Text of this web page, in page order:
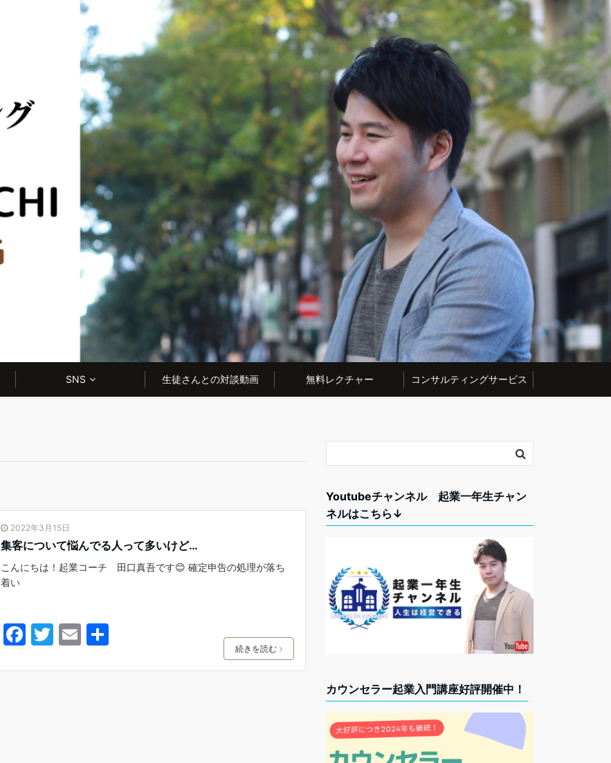
SNS 生徒さんとの対談動画 無料レクチャー コンサルティングサービス
2022年3月15日
集客について悩んでる人って多いけど…
こんにちは！起業コーチ 田口真吾です😊 確定申告の処理が落ち
着い
F
c
T
itt
E
ai
共
続きを読む
Youtubeチャンネル 起業一年生チャン
ネルはこちら↓
カウンセラー起業入門講座好評開催中！